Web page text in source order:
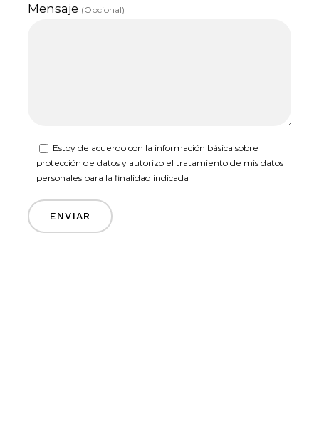
Mensaje (Opcional)
Estoy de acuerdo con la información básica sobre
protección de datos y autorizo el tratamiento de mis datos
personales para la finalidad indicada